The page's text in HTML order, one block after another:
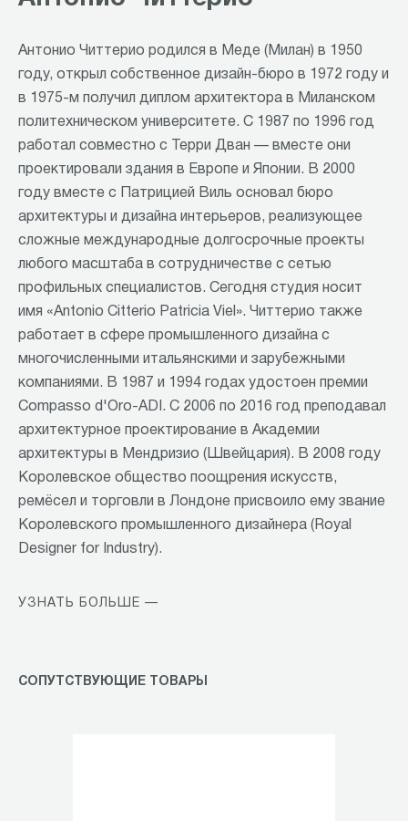
Антонио Читтерио родился в Меде (Милан) в 1950
году, открыл собственное дизайн-бюро в 1972 году и
в 1975-м получил диплом архитектора в Миланском
политехническом университете. С 1987 по 1996 год
работал совместно с Терри Дван — вместе они
проектировали здания в Европе и Японии. В 2000
году вместе с Патрицией Виль основал бюро
архитектуры и дизайна интерьеров, реализующее
сложные международные долгосрочные проекты
любого масштаба в сотрудничестве с сетью
профильных специалистов. Сегодня студия носит
имя «Antonio Citterio Patricia Viel». Читтерио также
работает в сфере промышленного дизайна с
многочисленными итальянскими и зарубежными
компаниями. В 1987 и 1994 годах удостоен премии
Compasso d'Oro-ADI. С 2006 по 2016 год преподавал
архитектурное проектирование в Академии
архитектуры в Мендризио (Швейцария). В 2008 году
Королевское общество поощрения искусств,
ремёсел и торговли в Лондоне присвоило ему звание
Королевского промышленного дизайнера (Royal
Designer for Industry).
УЗНАТЬ БОЛЬШЕ —
СОПУТСТВУЮЩИЕ ТОВАРЫ